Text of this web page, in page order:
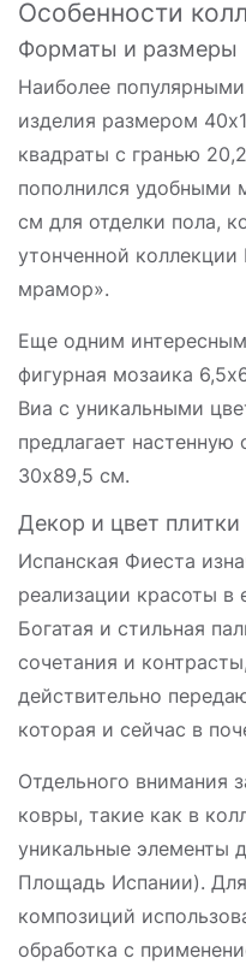
Особенности
Форматы и размеры
Наиболее
изделия размером
квадраты с гранью
пополнился удобными
см для отделки пола,
утонченной
мрамор».
Еще одним
фигурная мозаика
Виа с уникальными
предлагает
30х89,5 см.
Декор и цвет
Испанская Фиеста
реализации красоты в
Богатая и стильная
сочетания и
действительно
которая и сейчас в
Отдельного внимания
ковры, такие как в
уникальные элементы
Площадь Испании).
композиций
обработка с